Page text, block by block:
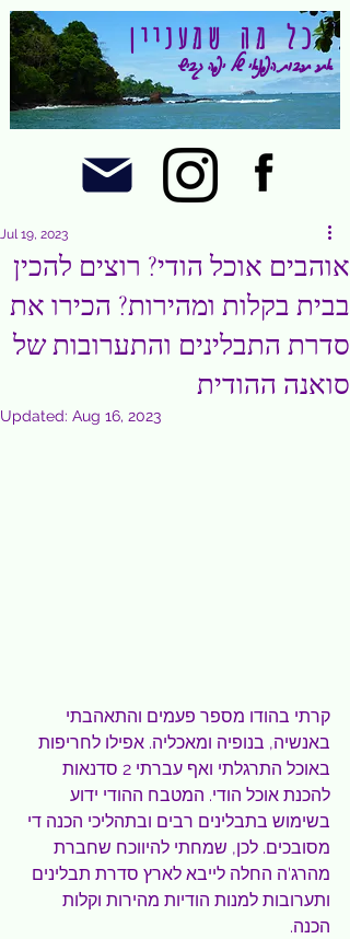
אתר תרבות הפנאי של יפה גביש
כל מה שמעניין
אוהבים אוכל הודי? רוצים להכין
בבית בקלות ומהירות? הכירו את
סדרת התבלינים והתערובות של
סואנה ההודית
Jul 19, 2023
Updated: Aug 16, 2023
קרתי בהודו מספר פעמים והתאהבתי
באנשיה, בנופיה ומאכליה. אפילו לחריפות
באוכל התרגלתי ואף עברתי 2 סדנאות
להכנת אוכל הודי. המטבח ההודי ידוע
בשימוש בתבלינים רבים ובתהליכי הכנה די
מסובכים. לכן, שמחתי להיווכח שחברת
מהרג'ה החלה לייבא לארץ סדרת תבלינים
ותערובות למנות הודיות מהירות וקלות
הכנה.